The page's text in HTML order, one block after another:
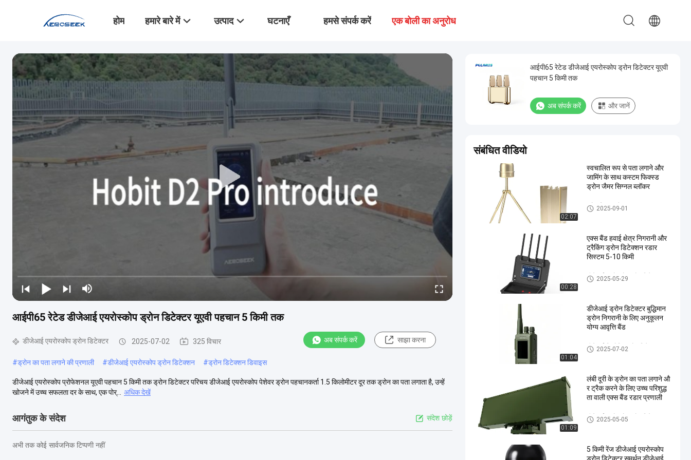
होम हमारे बारे में उत्पाद घटनाएँ हमसे संपर्क करें एक बोली का अनुरोध
आईपी65 रेटेड डीजेआई एयरोस्कोप ड्रोन डिटेक्टर यूएवी पहचान 5 किमी तक
डीजेआई एयरोस्कोप ड्रोन डिटेक्टर 2025-07-02 325 विचार अब संपर्क करें साझा करना
#ड्रोन का पता लगाने की प्रणाली #डीजेआई एयरोस्कोप ड्रोन डिटेक्शन #ड्रोन डिटेक्शन डिवाइस
डीजेआई एयरोस्कोप प्रोफेशनल यूएवी पहचान 5 किमी तक ड्रोन डिटेक्टर परिचय डीजेआई एयरोस्कोप पेशेवर ड्रोन पहचानकर्ता 1.5 किलोमीटर दूर तक ड्रोन का पता लगाता है, उन्हें
खोजने में उच्च सफलता दर के साथ, एक पोर्...
अधिक देखें
आगंतुक के संदेश संदेश छोड़ें
अभी तक कोई सार्वजनिक टिप्पणी नहीं
आईपी65 रेटेड डीजेआई एयरोस्कोप ड्रोन डिटेक्टर यूएवी
पहचान 5 किमी तक
अब संपर्क करें और जानें
संबंधित वीडियो
02:07
स्वचालित रूप से पता लगाने और
जामिंग के साथ कस्टम फिक्स्ड
ड्रोन जैमर सिग्नल ब्लॉकर
ड्रोन सिग्नल जैमर
2025-09-01
00:28
एक्स बैंड हवाई क्षेत्र निगरानी और
ट्रैकिंग ड्रोन डिटेक्शन रडार
सिस्टम 5-10 किमी
डीजेआई एयरोस्कोप ड्रोन डिटेक्टर
2025-05-29
01:04
डीजेआई ड्रोन डिटेक्टर बुद्धिमान
ड्रोन निगरानी के लिए अनुकूलन
योग्य आवृत्ति बैंड
डीजेआई डिकोडिंग ड्रोन डिटेक्टर
2025-07-02
01:09
लंबी दूरी के ड्रोन का पता लगाने औ
र ट्रैक करने के लिए उच्च परिशुद्ध
ता वाली एक्स बैंड रडार प्रणाली
डीजेआई एयरोस्कोप ड्रोन डिटेक्टर
2025-05-05
5 किमी रेंज डीजेआई एयरोस्कोप